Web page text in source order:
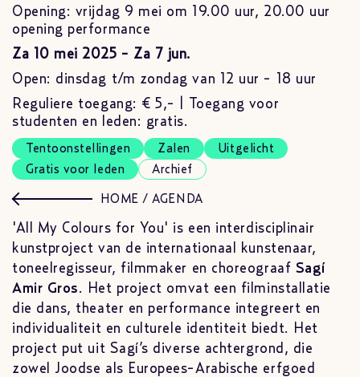
Opening: vrijdag 9 mei om 19.00 uur, 20.00 uur
opening performance
Za 10 mei 2025 - Za 7 jun.
Open: dinsdag t/m zondag van 12 uur - 18 uur
Reguliere toegang: € 5,- | Toegang voor
studenten en leden: gratis.
Tentoonstellingen Zalen
Uitgelicht
Gratis voor leden
Archief
HOME / AGENDA
'All My Colours for You' is een interdisciplinair
kunstproject van de internationaal kunstenaar,
toneelregisseur, filmmaker en choreograaf Sagí
Amir Gros. Het project omvat een filminstallatie
die dans, theater en performance integreert en
individualiteit en culturele identiteit biedt. Het
project put uit Sagí’s diverse achtergrond, die
zowel Joodse als Europees-Arabische erfgoed